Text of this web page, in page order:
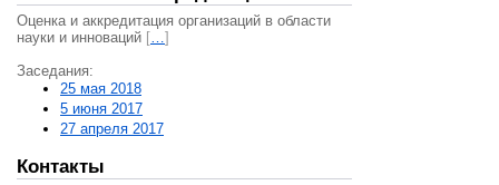
Оценка и аккредитация организаций в области
науки и инноваций […]
Заседания:
25 мая 2018
5 июня 2017
27 апреля 2017
Контакты